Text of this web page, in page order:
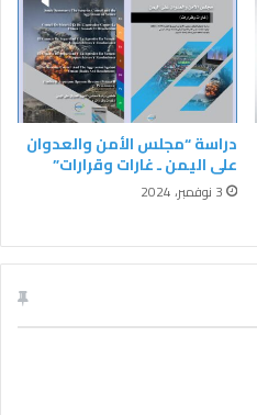
دراسة “مجلس الأمن والعدوان
على اليمن ـ غارات وقرارات”
3 نوفمبر، 2024